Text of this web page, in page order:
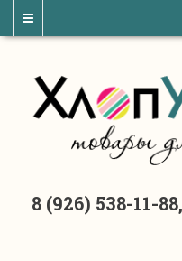
8 (926) 538-11-